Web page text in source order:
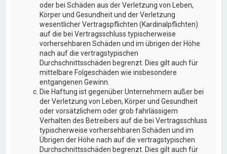
oder bei Schäden aus der Verletzung von Leben,
Körper und Gesundheit und der Verletzung
wesentlicher Vertragspflichten (Kardinalpflichten)
auf die bei Vertragsschluss typischerweise
vorhersehbaren Schäden und im übrigen der Höhe
nach auf die vertragstypischen
Durchschnittsschäden begrenzt. Dies gilt auch für
mittelbare Folgeschäden wie insbesondere
entgangenen Gewinn.
Die Haftung ist gegenüber Unternehmern außer bei
der Verletzung von Leben, Körper und Gesundheit
oder vorsätzlichem oder grob fahrlässigem
Verhalten des Betreibers auf die bei Vertragsschluss
typischerweise vorhersehbaren Schäden und im
Übrigen der Höhe nach auf die vertragstypischen
Durchschnittsschäden begrenzt. Dies gilt auch für